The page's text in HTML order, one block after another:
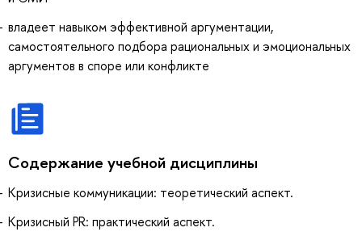
владеет навыком эффективной аргументации,
самостоятельного подбора рациональных и эмоциональных
аргументов в споре или конфликте
Содержание учебной дисциплины
Кризисные коммуникации: теоретический аспект.
Кризисный PR: практический аспект.